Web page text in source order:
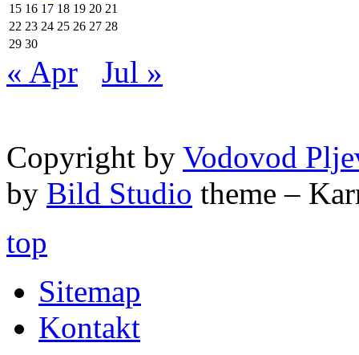
15 16 17 18 19 20 21
22 23 24 25 26 27 28
29 30
« Apr Jul »
Copyright by Vodovod
by Bild Studio theme –
top
Sitemap
Kontakt